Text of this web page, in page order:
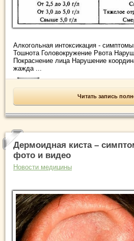
Алкогольная интоксикация -
Тошнота Головокружение Рвота
Покраснение лица Нарушение
жажда ...
Читать запись
Дермоидная киста –
фото и видео
Новости медицины